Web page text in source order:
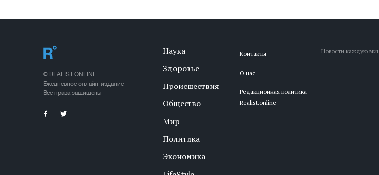
© REALIST.ONLINE
Ежедневное онлайн-издание
Все права защищены
Наука
Здоровье
Происшествия
Общество
Мир
Политика
Экономика
Контакты
О нас
Редакционная политика
Realist.online
Новости каждую